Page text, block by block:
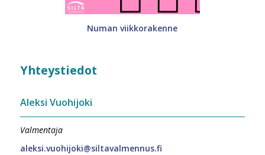
Numan viikkorakenne
Yhteystiedot
Aleksi Vuohijoki
Valmentaja
aleksi.vuohijoki@siltavalmennus.fi